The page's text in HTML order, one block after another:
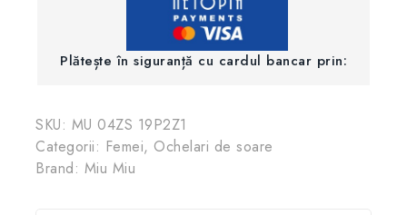
Plătește în siguranță cu cardul bancar prin:
SKU: MU 04ZS 19P2Z1
Categorii: Femei, Ochelari de soare
Brand: Miu Miu